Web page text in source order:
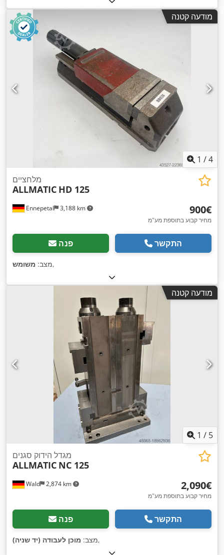
מודעה קטנה
1 /4
Ennepetal 3,188 km
מלחציים
ALLMATIC HD 125
‏900 ‏€
מחיר קבוע בתוספת מע"מ
פנה התקשר
מצב: משומש ,
מודעה קטנה
1 / 5
Wald 2,874 km
מגדל הידוק סגנים
ALLMATIC NC 125
‏2,090 ‏€
מחיר קבוע בתוספת מע"מ
פנה התקשר
מצב: מוכן לעבודה (יד שניה) ,